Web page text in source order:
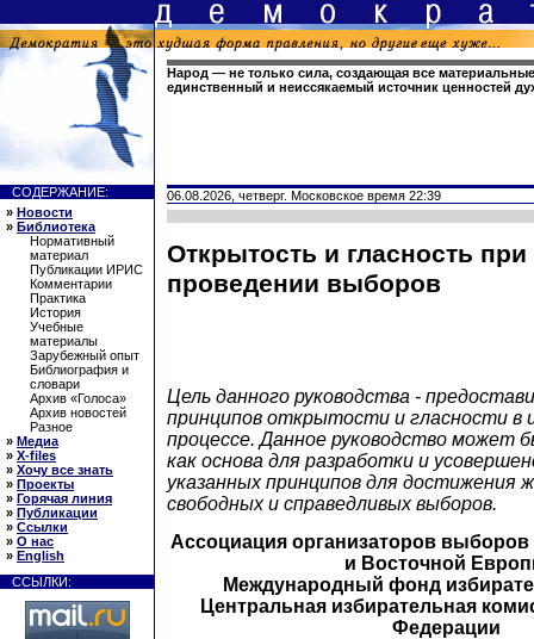
Народ — не только сила, создающая все
единственный и неиссякаемый источник ценностей
СОДЕРЖАНИЕ:
» Новости
» Библиотека
Нормативный
материал
Публикации ИРИС
Комментарии
Практика
История
Учебные
материалы
Зарубежный опыт
Библиография и
словари
Архив «Голоса»
Архив новостей
Разное
» Медиа
» X-files
» Хочу все знать
» Проекты
» Горячая линия
» Публикации
» Ссылки
» О нас
» English
ССЫЛКИ:
06.08.2026, четверг. Московское время 22:39
Открытость и гласность при
проведении выборов
Цель данного руководства -
принципов открытости и гласности в
процессе. Данное руководство может
как основа для разработки и
указанных принципов для достижения
свободных и справедливых выборов.
Ассоциация организаторов
и Восточной
Международный фонд
Центральная избирательная
Федерации